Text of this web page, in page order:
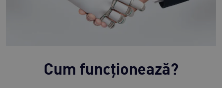
Cum funcționează?